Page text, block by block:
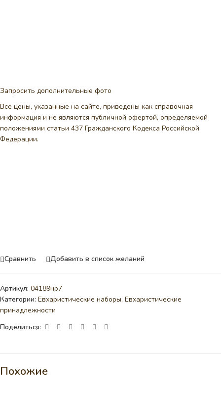
Запросить дополнительные фото
Все цены, указанные на сайте, приведены как справочная
информация и не являются публичной офертой, определяемой
положениями статьи 437 Гражданского Кодекса Российской
Федерации.
Сравнить Добавить в список желаний
Артикул: 04189нр7
Категории: Евхаристические наборы, Евхаристические
принадлежности
Поделиться:
Похожие